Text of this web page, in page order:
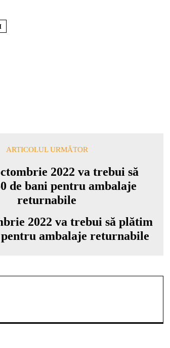
ARTICOLUL URMĂTOR
2022 va trebui să plătim
pentru ambalaje returnabile